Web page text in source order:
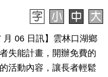
月 06 日訊】雲林口湖鄉
失能計畫，開辦免費的
活動內容，讓長者輕鬆